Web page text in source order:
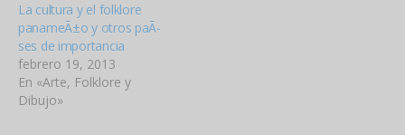
La cultura y el folklore
panameÃ±o y otros paÃ­
ses de importancia
febrero 19, 2013
En «Arte, Folklore y
Dibujo»